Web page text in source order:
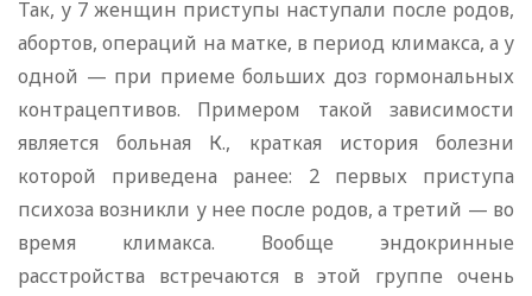
Так, у 7 женщин приступы наступали после родов,
абортов, операций на матке, в период климакса, а у
одной — при приеме больших доз гормональных
контрацептивов. Примером такой зависимости
является больная К., краткая история болезни
которой приведена ранее: 2 первых приступа
психоза возникли у нее после родов, а третий — во
время климакса. Вообще эндокринные
расстройства встречаются в этой группе очень